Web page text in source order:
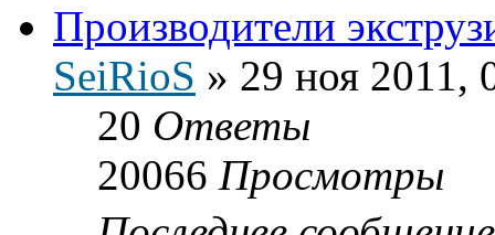
Производители
SeiRioS » 29 ноя 2011,
20 Ответы
20066 Просмотры